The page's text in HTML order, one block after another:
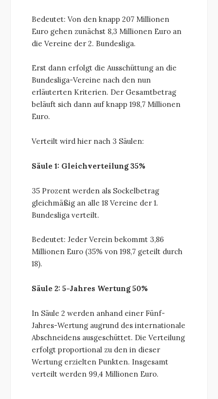
Bedeutet: Von den knapp 207 Millionen
Euro gehen zunächst 8,3 Millionen Euro an
die Vereine der 2. Bundesliga.
Erst dann erfolgt die Ausschüttung an die
Bundesliga-Vereine nach den nun
erläuterten Kriterien. Der Gesamtbetrag
beläuft sich dann auf knapp 198,7 Millionen
Euro.
Verteilt wird hier nach 3 Säulen:
Säule 1: Gleichverteilung 35%
35 Prozent werden als Sockelbetrag
gleichmäßig an alle 18 Vereine der 1.
Bundesliga verteilt.
Bedeutet: Jeder Verein bekommt 3,86
Millionen Euro (35% von 198,7 geteilt durch
18).
Säule 2: 5-Jahres Wertung 50%
In Säule 2 werden anhand einer Fünf-
Jahres-Wertung augrund des internationale
Abschneidens ausgeschüttet. Die Verteilung
erfolgt proportional zu den in dieser
Wertung erzielten Punkten. Insgesamt
verteilt werden 99,4 Millionen Euro.